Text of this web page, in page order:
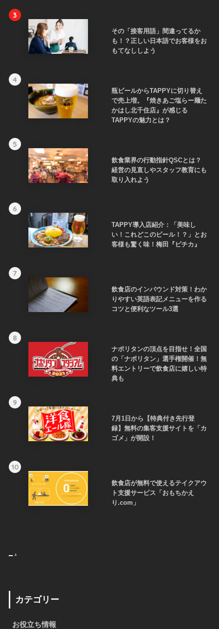
3
その「接客用語」間違ってるか
も！？正しい日本語でお客様をお
もてなししよう
4
瓶ビールからTAPPYに切り替え
で売上増。『焼きあご塩らー麺た
かはし北千住店』が感じる
TAPPYの魅力とは？
5
飲食業界の行動指針QSCとは？
経営の見直しやスタッフ教育にも
取り入れよう
6
TAPPY導入店紹介：「美味し
い！これどこのビール！？」とお
客様も驚く味！梅田『ピチカ』
7
飲食店のインバウンド対策！わか
りやすい英語表記メニューを作る
コツと便利なツール3選
8
ナポリタンの頂点を目指せ！全国
の「ナポリタン」選手権開催！無
料エントリーで飲食店に嬉しい特
典も
9
7月1日から【特典付き先行登
録】無料の集客支援サイトを「カ
ゴメ」が開設！
10
飲食店が無料で使えるテイクアウ
ト支援サービス「おもちかえ
り.com」
.
カテゴリー
お役立ち情報